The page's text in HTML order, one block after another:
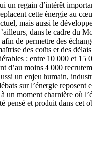
un regain d’intérêt
cette énergie au
mais aussi le
dans le cadre du
de permettre des
des coûts et des
: entre 10 000 et
d’au moins 4 000
un enjeu humain,
sur l’énergie
un moment charnière où
pensé et produit dans cet